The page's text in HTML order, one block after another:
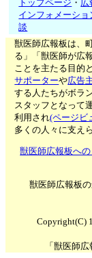
トップページ ・ 広
インフォメーショ
談
獣医師広報板は、
る」「獣医師が広
ことを主たる目的
サポーターや広告
する人たちがボラ
スタッフとなって
利用され(ページビ
多くの人々に支え
獣医師広報板への
獣医師広報板
Copyright(C)
「獣医師